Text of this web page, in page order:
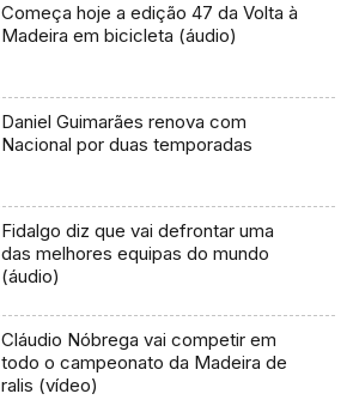
Começa hoje a edição 47 da Volta à
Madeira em bicicleta (áudio)
Daniel Guimarães renova com
Nacional por duas temporadas
Fidalgo diz que vai defrontar uma
das melhores equipas do mundo
(áudio)
Cláudio Nóbrega vai competir em
todo o campeonato da Madeira de
ralis (vídeo)